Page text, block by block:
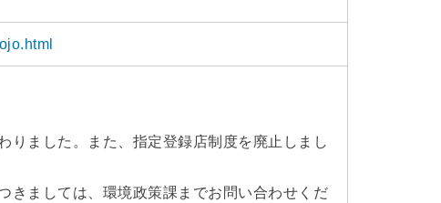
りました。また、指定登録店制度を廃止しまし
きましては、環境政策課までお問い合わせくだ